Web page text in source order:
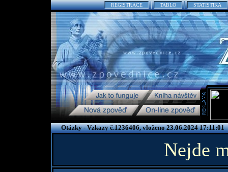
REGISTRACE TABLO STATISTIKA
Otázky - Vzkazy č.1236406, vloženo 23.06.2024 17:11:01
Nejde